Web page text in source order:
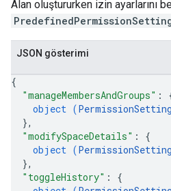
Alan oluştururken izin ayarlarını
JSON gösterimi
{
"manageMembersAndGroups" :
object (PermissionSetting
},
"modifySpaceDetails" : {
object (PermissionSetting
},
"toggleHistory" : {